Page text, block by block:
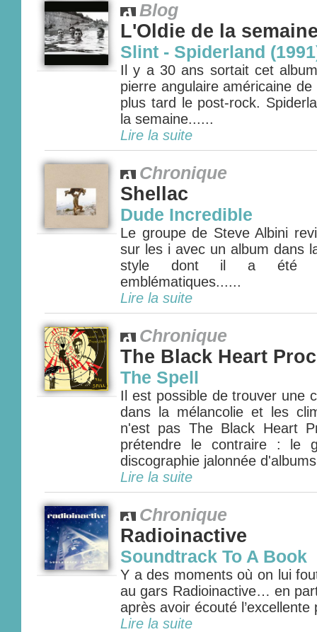
Blog
L'Oldie de la
Slint - Spiderland
Il y a 30 ans sortait cet
pierre angulaire américaine
plus tard le post-rock.
la semaine......
Lire la suite
Chronique
Shellac
Dude Incredible
Le groupe de Steve Albini
sur les i avec un album dans
style dont il a été
emblématiques......
Lire la suite
Chronique
The Black Heart
The Spell
Il est possible de trouver une
dans la mélancolie et les
n'est pas The Black Heart
prétendre le contraire : le
discographie jalonnée
Lire la suite
Chronique
Radioinactive
Soundtrack To A Book
Y a des moments où on lui
au gars Radioinactive… en
après avoir écouté
Lire la suite